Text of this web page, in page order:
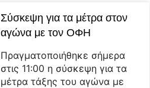
Σύσκεψη για τα μέτρα στον
αγώνα με τον ΟΦΗ
Πραγματοποιήθηκε σήμερα
στις 11:00 η σύσκεψη για τα
μέτρα τάξης του αγώνα με